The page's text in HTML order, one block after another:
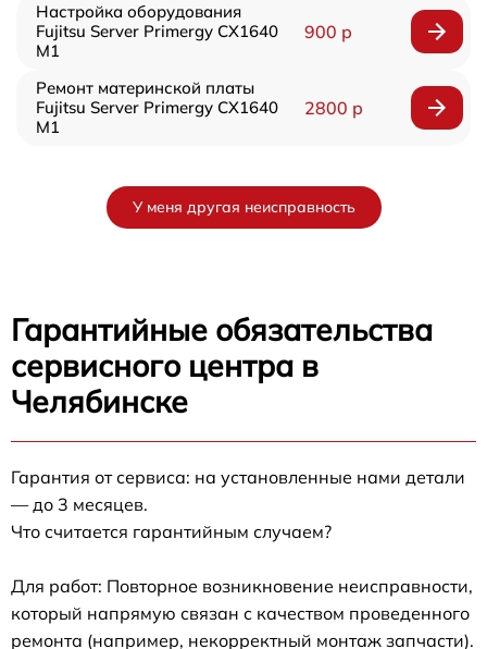
Настройка оборудования
Fujitsu Server Primergy CX1640
M1
900 р
Ремонт материнской платы
Fujitsu Server Primergy CX1640
M1
2800 р
У меня другая неисправность
Гарантийные обязательства
сервисного центра в
Челябинске
Гарантия от сервиса: на установленные нами детали
— до 3 месяцев.
Что считается гарантийным случаем?
Для работ: Повторное возникновение неисправности,
который напрямую связан с качеством проведенного
ремонта (например, некорректный монтаж запчасти).